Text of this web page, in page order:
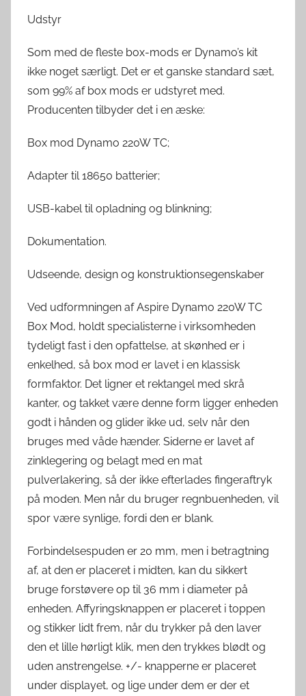
Udstyr
Som med de fleste box-mods er Dynamo’s kit
ikke noget særligt. Det er et ganske standard sæt,
som 99% af box mods er udstyret med.
Producenten tilbyder det i en æske:
Box mod Dynamo 220W TC;
Adapter til 18650 batterier;
USB-kabel til opladning og blinkning;
Dokumentation.
Udseende, design og konstruktionsegenskaber
Ved udformningen af ​​Aspire Dynamo 220W TC
Box Mod, holdt specialisterne i virksomheden
tydeligt fast i den opfattelse, at skønhed er i
enkelhed, så box mod er lavet i en klassisk
formfaktor. Det ligner et rektangel med skrå
kanter, og takket være denne form ligger enheden
godt i hånden og glider ikke ud, selv når den
bruges med våde hænder. Siderne er lavet af
zinklegering og belagt med en mat
pulverlakering, så der ikke efterlades fingeraftryk
på moden. Men når du bruger regnbuenheden, vil
spor være synlige, fordi den er blank.
Forbindelsespuden er 20 mm, men i betragtning
af, at den er placeret i midten, kan du sikkert
bruge forstøvere op til 36 mm i diameter på
enheden. Affyringsknappen er placeret i toppen
og stikker lidt frem, når du trykker på den laver
den et lille hørligt klik, men den trykkes blødt og
uden anstrengelse. +/- knapperne er placeret
under displayet, og lige under dem er der et